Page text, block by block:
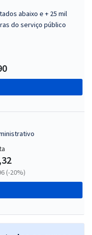
abaixo e + 25 mil
do serviço público
(-20%)